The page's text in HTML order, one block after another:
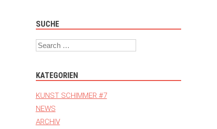
SUCHE
Search
KATEGORIEN
KUNST SCHIMMER #7
NEWS
ARCHIV